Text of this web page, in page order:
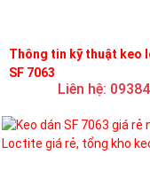
Thông tin kỹ thuật keo
SF 7063
Liên hệ: